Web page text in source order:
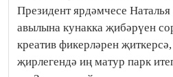
Президент ярдәмчесе
авылына кунакка җибәрүен
креатив фикерләрен
җирлегендә иң матур парк